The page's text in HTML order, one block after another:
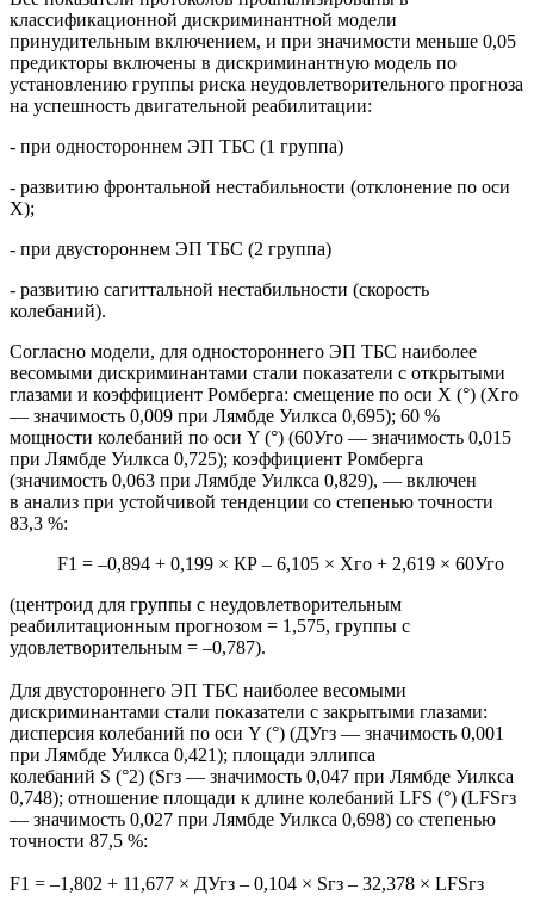
классификационной дискриминантной модели
принудительным включением, и при значимости меньше 0,05
предикторы включены в дискриминантную модель по
установлению группы риска неудовлетворительного прогноза
на успешность двигательной реабилитации:
- при одностороннем ЭП ТБС (1 группа)
- развитию фронтальной нестабильности (отклонение по оси
Х);
- при двустороннем ЭП ТБС (2 группа)
- развитию сагиттальной нестабильности (скорость
колебаний).
Согласно модели, для одностороннего ЭП ТБС наиболее
весомыми дискриминантами стали показатели с открытыми
глазами и коэффициент Ромберга: смещение по оси Х (°) (Xго
— значимость 0,009 при Лямбде Уилкса 0,695); 60 %
мощности колебаний по оси Y (°) (60Уго — значимость 0,015
при Лямбде Уилкса 0,725); коэффициент Ромберга
(значимость 0,063 при Лямбде Уилкса 0,829), — включен
в анализ при устойчивой тенденции со степенью точности
83,3 %:
F1 = –0,894 + 0,199 × КР – 6,105 × Xго + 2,619 × 60Уго
(центроид для группы с неудовлетворительным
реабилитационным прогнозом = 1,575, группы с
удовлетворительным = –0,787).
Для двустороннего ЭП ТБС наиболее весомыми
дискриминантами стали показатели с закрытыми глазами:
дисперсия колебаний по оси Y (°) (ДУгз — значимость 0,001
при Лямбде Уилкса 0,421); площади эллипса
колебаний S (°2) (Sгз — значимость 0,047 при Лямбде Уилкса
0,748); отношение площади к длине колебаний LFS (°) (LFSгз
— значимость 0,027 при Лямбде Уилкса 0,698) со степенью
точности 87,5 %:
F1 = –1,802 + 11,677 × ДУгз – 0,104 × Sгз – 32,378 × LFSгз